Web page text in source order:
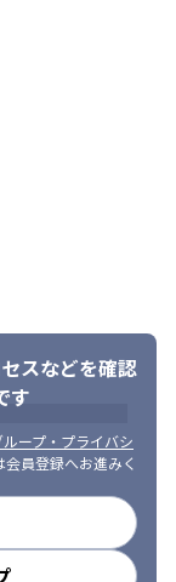
発しています。
スなどを確認
す
ープ・プライバシ
員登録へお進みく